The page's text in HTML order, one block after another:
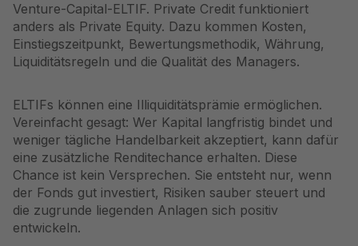
Venture-Capital-ELTIF. Private Credit funktioniert
anders als Private Equity. Dazu kommen Kosten,
Einstiegszeitpunkt, Bewertungsmethodik, Währung,
Liquiditätsregeln und die Qualität des Managers.
ELTIFs können eine Illiquiditätsprämie ermöglichen.
Vereinfacht gesagt: Wer Kapital langfristig bindet und
weniger tägliche Handelbarkeit akzeptiert, kann dafür
eine zusätzliche Renditechance erhalten. Diese
Chance ist kein Versprechen. Sie entsteht nur, wenn
der Fonds gut investiert, Risiken sauber steuert und
die zugrunde liegenden Anlagen sich positiv
entwickeln.